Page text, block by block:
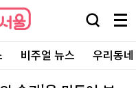
검
창
열
기
메
뉴
전
체
보
비주얼 뉴스 우리동